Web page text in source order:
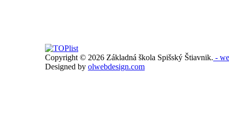
Copyright © 2026 Základná škola Spišský Štiavnik. -
Designed by olwebdesign.com